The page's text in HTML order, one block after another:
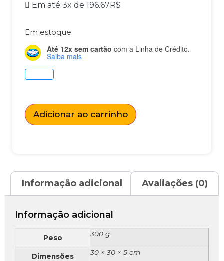
Em até 3x de 196.67 R$
Em estoque
Até 12x sem cartão com a Linha de Crédito.
Saiba mais
Adicionar ao carrinho
Informação adicional Avaliações (0)
Informação adicional
Peso 300 g
Dimensões 30 × 30 × 5 cm